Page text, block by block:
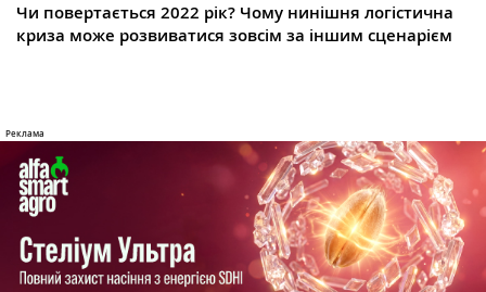
Чи повертається 2022 рік? Чому нинішня логістична
криза може розвиватися зовсім за іншим сценарієм